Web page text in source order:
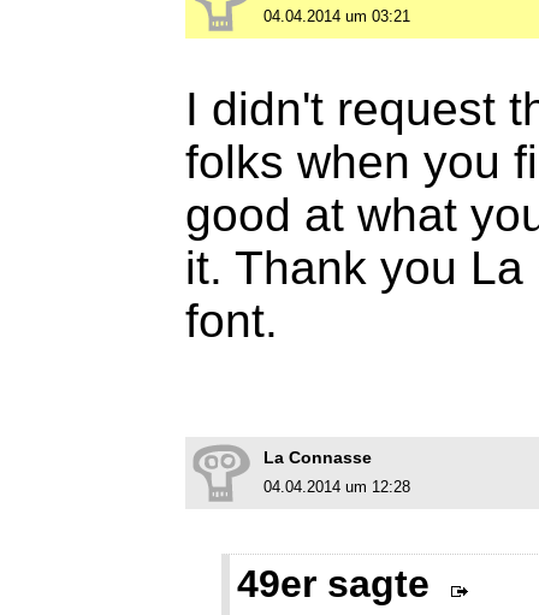
04.04.2014 um 03:21
I didn't request
folks when you
good at what
it. Thank you
font.
La Connasse
04.04.2014 um 12:28
49er sagte